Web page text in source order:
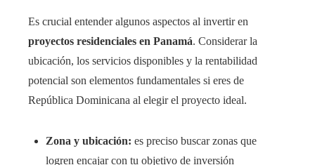
Es crucial entender algunos aspectos al invertir en
proyectos residenciales en Panamá. Considerar la
ubicación, los servicios disponibles y la rentabilidad
potencial son elementos fundamentales si eres de
República Dominicana al elegir el proyecto ideal.
Zona y ubicación: es preciso buscar zonas que
logren encajar con tu objetivo de inversión